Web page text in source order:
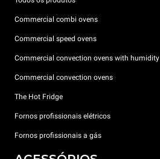
Commercial combi ovens
Commercial speed ovens
Commercial convection ovens with humidity
Commercial convection ovens
The Hot Fridge
Fornos profissionais elétricos
Fornos profissionais a gás